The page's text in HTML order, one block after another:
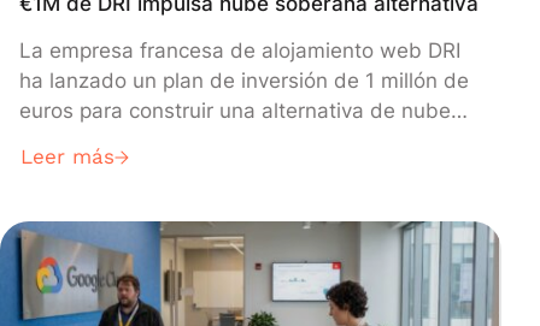
La empresa francesa de alojamiento web DRI
ha lanzado un plan de inversión de 1 millón de
euros para construir una alternativa de nube
estadounidenses, respaldado por préstamos
con sede en Nantes y Le Mans actualizará su
infraestructura con capacidades multi-
datacenter y GPUs Nvidia H200, mientras
Leer más